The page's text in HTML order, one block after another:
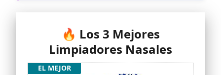
🔥 Los 3 Mejores
Limpiadores Nasales
EL MEJOR